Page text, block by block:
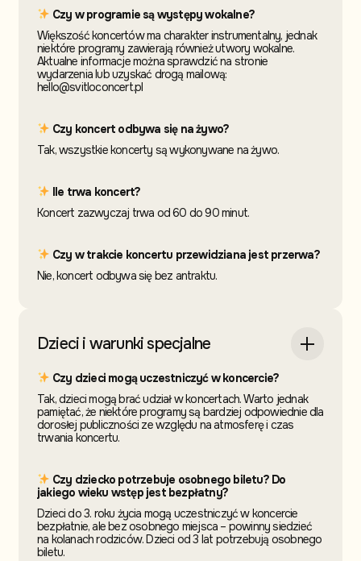
Czy w programie są występy wokalne?
Większość koncertów ma charakter instrumentalny, jednak
niektóre programy zawierają również utwory wokalne.
Aktualne informacje można sprawdzić na stronie
wydarzenia lub uzyskać drogą mailową:
hello@svitloconcert.pl
Czy koncert odbywa się na żywo?
Tak, wszystkie koncerty są wykonywane na żywo.
Ile trwa koncert?
Koncert zazwyczaj trwa od 60 do 90 minut.
Czy w trakcie koncertu przewidziana jest przerwa?
Nie, koncert odbywa się bez antraktu.
Dzieci i warunki specjalne
Czy dzieci mogą uczestniczyć w koncercie?
Tak, dzieci mogą brać udział w koncertach. Warto jednak
pamiętać, że niektóre programy są bardziej odpowiednie dla
dorosłej publiczności ze względu na atmosferę i czas
trwania koncertu.
Czy dziecko potrzebuje osobnego biletu? Do
jakiego wieku wstęp jest bezpłatny?
Dzieci do 3. roku życia mogą uczestniczyć w koncercie
bezpłatnie, ale bez osobnego miejsca – powinny siedzieć
na kolanach rodziców. Dzieci od 3 lat potrzebują osobnego
biletu.